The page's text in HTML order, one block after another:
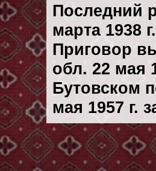
Последний
марта 1938 г.
Приговор
обл. 22 мая
Бутовском
мая 1957 г.